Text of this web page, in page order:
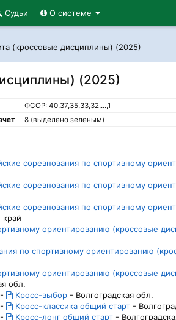
Судьи О системе
(кроссовые дисциплины) (2025)
(2025)
ФСОР: 40,37,35,33,32,...,1
8 (выделено зеленым)
соревнования по спортивному
соревнования по спортивному
соревнования по спортивному
край
ориентированию (кроссовые
по спортивному ориентированию
ориентированию (кроссовые
обл.
- Кросс-выбор - Волгоградская обл.
- Кросс-классика общий старт -
- Кросс-лонг общий старт -